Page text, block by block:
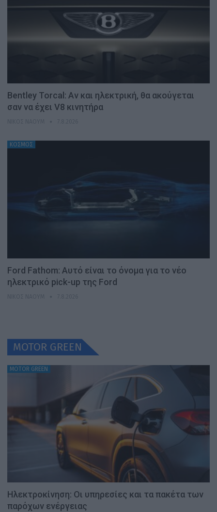
Bentley Torcal: Αν και ηλεκτρική, θα ακούγεται
σαν να έχει V8 κινητήρα
ΚΟΣΜΟΣ
Ford Fathom: Αυτό είναι το όνομα για το νέο
ηλεκτρικό pick-up της Ford
MOTOR GREEN
MOTOR GREEN
Ηλεκτροκίνηση: Οι υπηρεσίες και τα πακέτα των
παρόχων ενέργειας